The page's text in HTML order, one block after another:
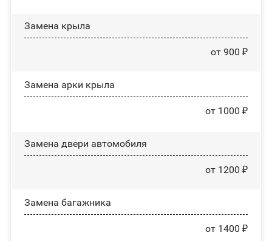
Замена крыла
от 900 ₽
Замена арки крыла
от 1000 ₽
Замена двери автомобиля
от 1200 ₽
Замена багажника
от 1400 ₽